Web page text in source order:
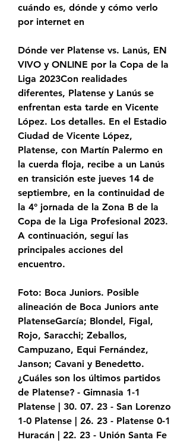
cuándo es, dónde y cómo verlo
por internet en
Dónde ver Platense vs. Lanús, EN
VIVO y ONLINE por la Copa de la
Liga 2023Con realidades
diferentes, Platense y Lanús se
enfrentan esta tarde en Vicente
López. Los detalles. En el Estadio
Ciudad de Vicente López,
Platense, con Martín Palermo en
la cuerda floja, recibe a un Lanús
en transición este jueves 14 de
septiembre, en la continuidad de
la 4° jornada de la Zona B de la
Copa de la Liga Profesional 2023.
A continuación, seguí las
principales acciones del
encuentro.
Foto: Boca Juniors. Posible
alineación de Boca Juniors ante
PlatenseGarcía; Blondel, Figal,
Rojo, Saracchi; Zeballos,
Campuzano, Equi Fernández,
Janson; Cavani y Benedetto.
¿Cuáles son los últimos partidos
de Platense? - Gimnasia 1-1
Platense | 30. 07. 23 - San Lorenzo
1-0 Platense | 26. 23 - Platense 0-1
Huracán | 22. 23 - Unión Santa Fe